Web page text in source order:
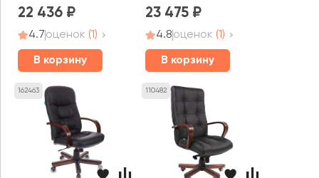
22 436
4.7оценок (1)
В корзину
23 475
4.8оценок (1)
В корзину
162463 110482